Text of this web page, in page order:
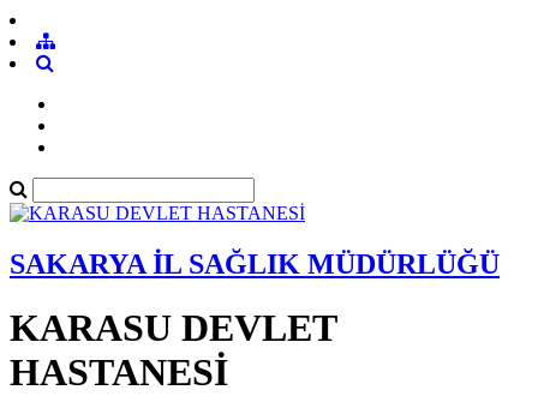
SAKARYA İL SAĞLIK MÜDÜRLÜĞÜ
KARASU DEVLET
HASTANESİ